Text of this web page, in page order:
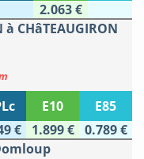
2.063 €
à CHâTEAUGIRON
E10
E85
€ 1.899 €
0.789 €